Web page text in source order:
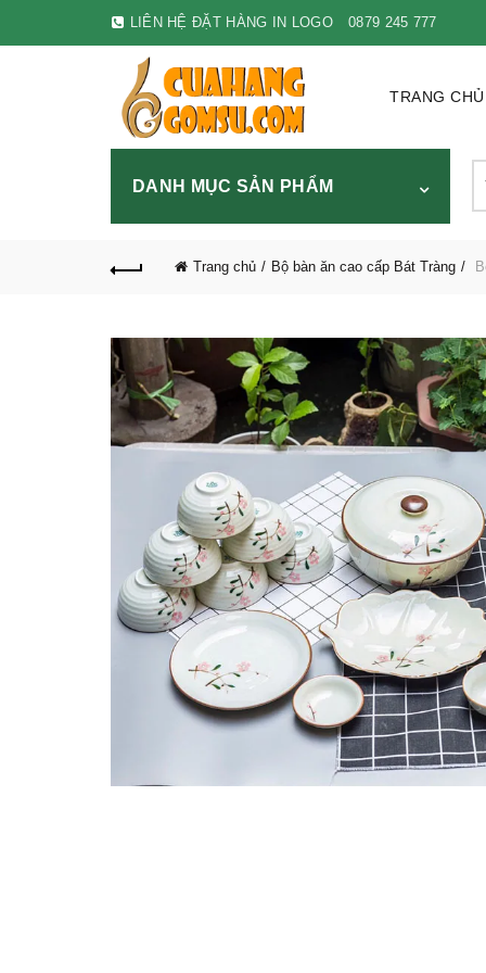
LIÊN HỆ ĐẶT HÀNG IN LOGO 0879 245 777
TRANG CHỦ
DANH MỤC SẢN PHẨM
Trang chủ Bộ bàn ăn cao cấp Bát Tràng